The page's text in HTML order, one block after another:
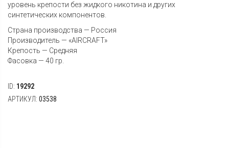
уровень крепости без жидкого никотина и других
синтетических компонентов.
Страна производства — Россия
Производитель — «AIRCRAFT»
Крепость — Средняя
Фасовка — 40 гр.
ID: 19292
АРТИКУЛ: 03538